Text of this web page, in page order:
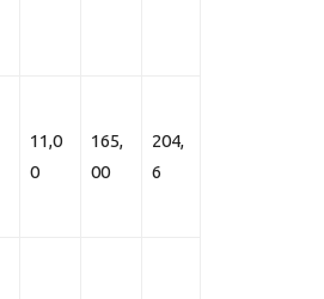
11,0
0
165,
00
204,
6